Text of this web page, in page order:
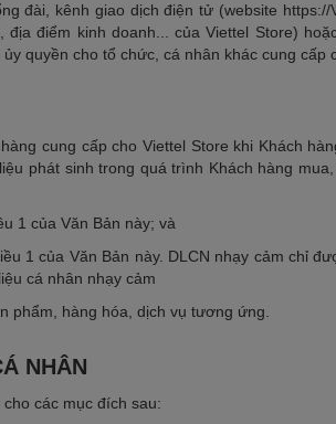
đài, kênh giao dịch điện tử (website https://
điểm kinh doanh... của Viettel Store)
quyền cho tổ chức, cá nhân khác cung cấp
cung cấp cho Viettel Store khi Khách
phát sinh trong quá trình Khách hàng
1 của Văn Bản này; và
1 của Văn Bản này. DLCN nhạy cảm chỉ
cá nhân nhạy cảm
phẩm, hàng hóa, dịch vụ tương ứng.
NHÂN
các mục đích sau: